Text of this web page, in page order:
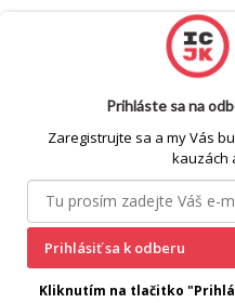
cookie
Prihláste sa na
Zaregistrujte sa a my Vás
kauzách
Prihlásiť sa k odberu
Kliknutím na tlačitko